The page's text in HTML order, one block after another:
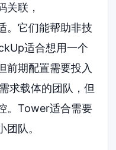
关联，
。它们能帮助非技
适合想用一个
前期配置需要投入
求载体的团队，但
。Tower适合需要
队。